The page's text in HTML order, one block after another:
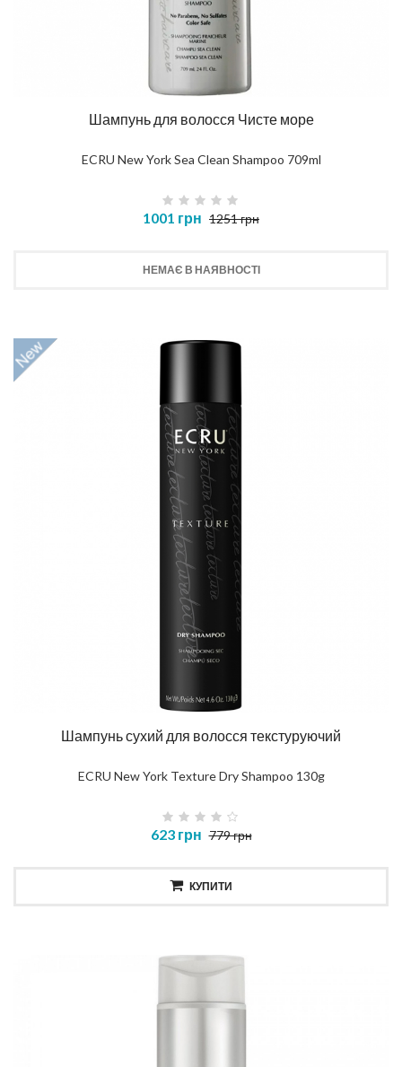
Шампунь для волосся Чисте море
ECRU New York Sea Clean Shampoo 709ml
1001 грн 1251 грн
НЕМАЄ В НАЯВНОСТІ
Шампунь сухий для волосся текстуруючий
ECRU New York Texture Dry Shampoo 130g
623 грн 779 грн
КУПИТИ